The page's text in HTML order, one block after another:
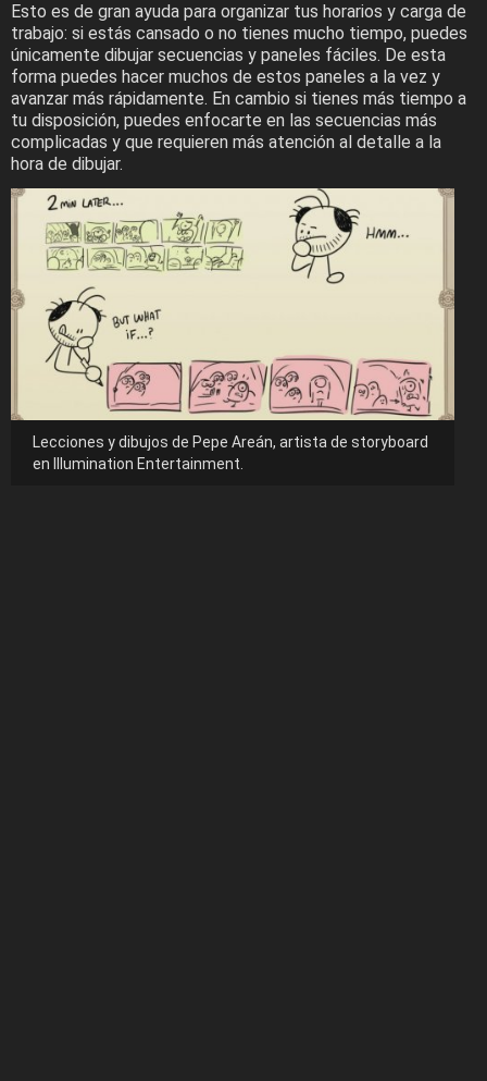
Esto es de gran ayuda para organizar tus horarios y carga de
trabajo: si estás cansado o no tienes mucho tiempo, puedes
únicamente dibujar secuencias y paneles fáciles. De esta
forma puedes hacer muchos de estos paneles a la vez y
avanzar más rápidamente. En cambio si tienes más tiempo a
tu disposición, puedes enfocarte en las secuencias más
complicadas y que requieren más atención al detalle a la
hora de dibujar.
Lecciones y dibujos de Pepe Areán, artista de storyboard
en Illumination Entertainment.